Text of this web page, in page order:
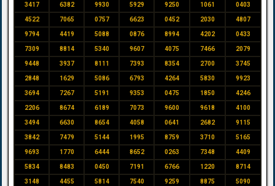
3417 6382 9930 5929 9250 1061 0403
4522 7065 0757 6623 0452 2030 4807
9794 4419 5088 0876 8994 4202 0433
7309 8814 5340 9607 4075 7466 2079
9448 3937 8111 7393 8354 2700 3745
2848 1629 5086 6793 4264 5830 9923
3694 7267 5191 9353 0475 1850 4246
2206 8674 6189 7073 9600 9618 4100
3494 6630 8654 4058 0641 2682 9115
3842 7479 5144 1995 8759 3710 5165
9693 1770 6444 8652 0263 7348 4409
5834 8483 0450 7191 6766 1220 8714
3148 4455 5814 7540 9259 8875 5090